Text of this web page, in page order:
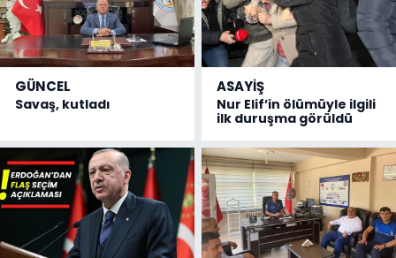
GÜNCEL
Savaş, kutladı
ASAYİŞ
Nur Elif’in ölümüyle ilgili
ilk duruşma görüldü